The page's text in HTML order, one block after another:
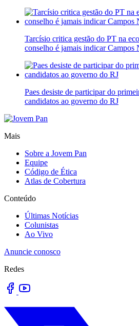
Tarcísio critica gestão do PT na
conselho é jamais indicar Campos
Paes desiste de participar do
candidatos ao governo do RJ
Mais
Sobre a Jovem Pan
Equipe
Código de Ética
Atlas de Cobertura
Conteúdo
Últimas Notícias
Colunistas
Ao Vivo
Anuncie conosco
Redes